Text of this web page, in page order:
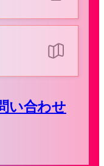
い合わせ